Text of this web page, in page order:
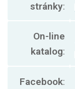
stránky:
On-line
katalog:
Facebook: